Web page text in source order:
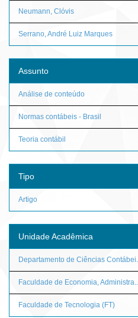
Neumann, Clóvis
Serrano, André Luiz Marques
Assunto
Análise de conteúdo
Normas contábeis - Brasil
Teoria contábil
Tipo
Artigo
Unidade Acadêmica
Departamento de Ciências Contábei...
Faculdade de Economia, Administra...
Faculdade de Tecnologia (FT)